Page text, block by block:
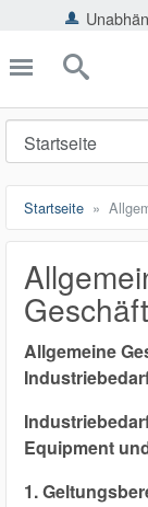
schließen
Suche
Startseite
Allgemeine
Equipment
1.